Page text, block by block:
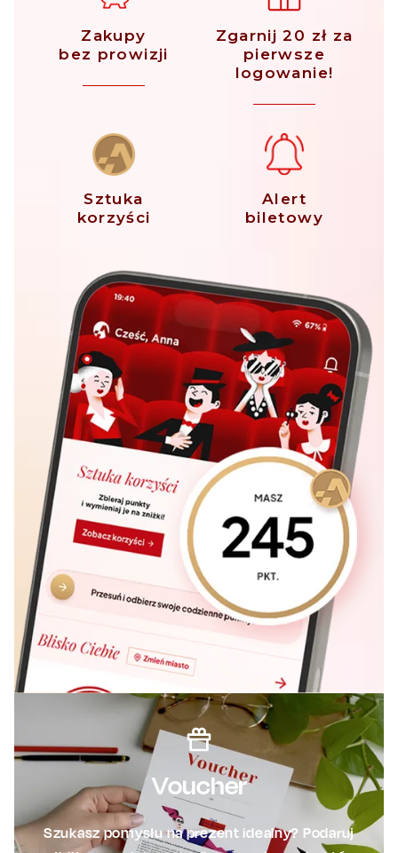
Zakupy
bez prowizji
Zgarnij 20 zł za
pierwsze
logowanie!
Sztuka
korzyści
Alert
biletowy
Voucher
Szukasz pomysłu na prezent idealny? Podaruj